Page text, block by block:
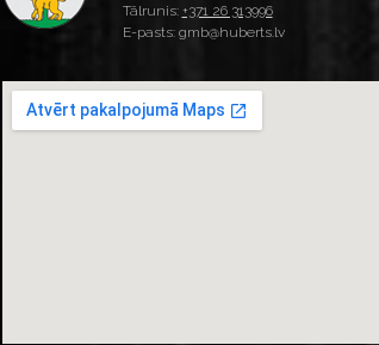
Tālrunis: +371 26 313996
E-pasts: gmb@huberts.lv